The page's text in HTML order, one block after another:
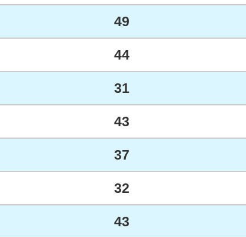
49
44
31
43
37
32
43